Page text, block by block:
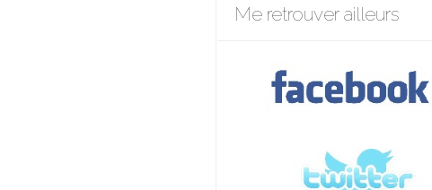
Me retrouver ailleurs